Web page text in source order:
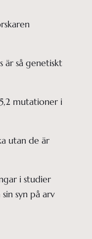
är så genetiskt
mutationer i
utan de är
i studier
syn på arv